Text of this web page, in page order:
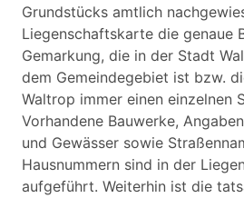
Grundstücks amtlich
Liegenschaftskarte die genaue
Gemarkung, die in der Stadt
dem Gemeindegebiet ist bzw.
Waltrop immer einen einzelnen
Vorhandene Bauwerke,
und Gewässer sowie
Hausnummern sind in der
aufgeführt. Weiterhin ist die